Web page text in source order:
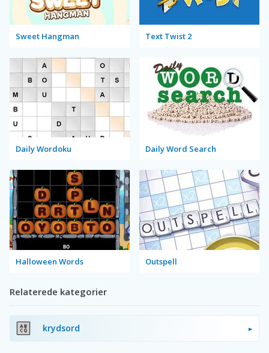
Sweet Hangman Text Twist 2
Daily Wordoku Daily Word Search
Halloween Words Outspell
Relaterede kategorier
krydsord